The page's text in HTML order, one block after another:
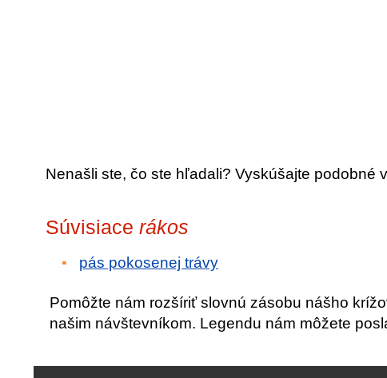
Nenašli ste, čo ste hľadali? Vyskúšajte podobné
Súvisiace rákos
pás pokosenej trávy
Pomôžte nám rozšíriť slovnú zásobu nášho
našim návštevníkom. Legendu nám môžete